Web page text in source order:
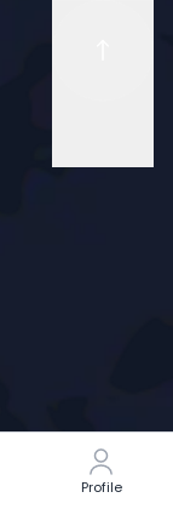
Profile
Profile